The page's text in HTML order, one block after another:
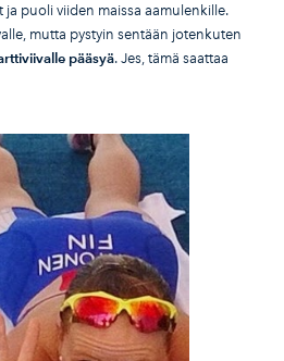
puoli viiden maissa aamulenkille.
mutta pystyin sentään jotenkuten
pääsyä. Jes, tämä saattaa